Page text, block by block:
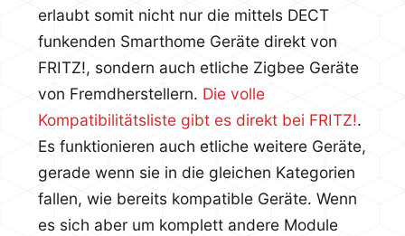
erlaubt somit nicht nur die mittels DECT
funkenden Smarthome Geräte direkt von
FRITZ!, sondern auch etliche Zigbee Geräte
von Fremdherstellern. Die volle
Kompatibilitätsliste gibt es direkt bei FRITZ!.
Es funktionieren auch etliche weitere Geräte,
gerade wenn sie in die gleichen Kategorien
fallen, wie bereits kompatible Geräte. Wenn
es sich aber um komplett andere Module